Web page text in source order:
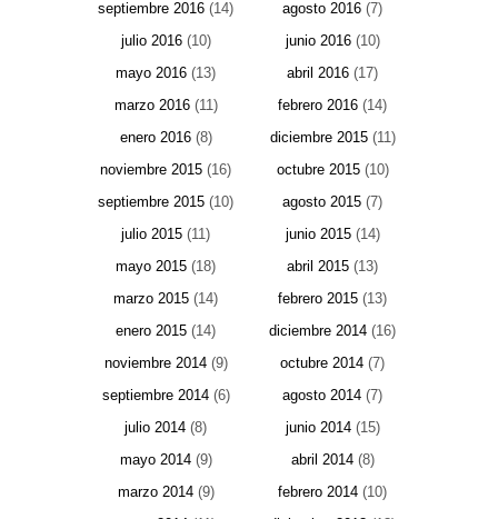
septiembre 2016 (14) agosto 2016 (7)
julio 2016(10) junio 2016(10)
mayo 2016 (13) abril 2016 (17)
marzo 2016(11) febrero 2016 (14)
enero 2016(8) diciembre 2015(11)
noviembre 2015 (16) octubre 2015(10)
septiembre 2015 (10) agosto 2015 (7)
julio 2015 (11) junio 2015(14)
mayo 2015 (18) abril 2015 (13)
marzo 2015 (14) febrero 2015 (13)
enero 2015 (14) diciembre 2014 (16)
noviembre 2014(9) octubre 2014 (7)
septiembre 2014(6) agosto 2014 (7)
julio 2014 (8) junio 2014(15)
mayo 2014(9) abril 2014(8)
marzo 2014(9) febrero 2014 (10)